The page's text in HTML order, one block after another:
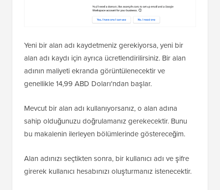
Yeni bir alan adı kaydetmeniz gerekiyorsa, yeni bir
alan adı kaydı için ayrıca ücretlendirilirsiniz. Bir alan
adının maliyeti ekranda görüntülenecektir ve
genellikle 14,99 ABD Doları'ndan başlar.
Mevcut bir alan adı kullanıyorsanız, o alan adına
sahip olduğunuzu doğrulamanız gerekecektir. Bunu
bu makalenin ilerleyen bölümlerinde göstereceğim.
Alan adınızı seçtikten sonra, bir kullanıcı adı ve şifre
girerek kullanıcı hesabınızı oluşturmanız istenecektir.